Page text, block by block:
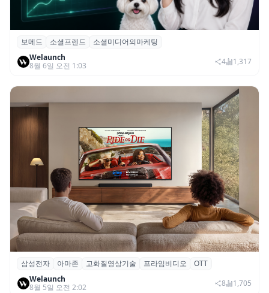
보메드 ‘소셜프렌드’, 유튜브·인스타 등 6개
SNS 마케팅 통합 지원
보메드 소셜프렌드
소셜미디어의마케팅
Welaunch
8월 6일 오전 1:03
4 1,317
삼성전자·아마존, 프라임 비디오에 ‘HDR10+
어드밴스드’ 적용
삼성전자 아마존 고화질영상기술 프라임비디오
OTT
Welaunch
8월 5일 오전 2:02
8 1,705